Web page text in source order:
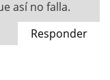
así no falla.
Responder